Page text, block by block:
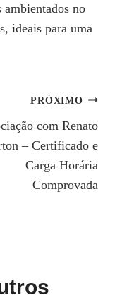
ambientados no
ideais para uma
PRÓXIMO
com Renato
– Certificado e
Carga Horária
Comprovada